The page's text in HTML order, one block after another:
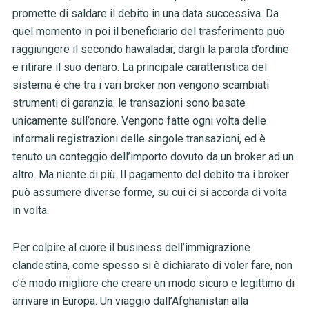
promette di saldare il debito in una data successiva. Da
quel momento in poi il beneficiario del trasferimento può
raggiungere il secondo hawaladar, dargli la parola d’ordine
e ritirare il suo denaro. La principale caratteristica del
sistema è che tra i vari broker non vengono scambiati
strumenti di garanzia: le transazioni sono basate
unicamente sull’onore. Vengono fatte ogni volta delle
informali registrazioni delle singole transazioni, ed è
tenuto un conteggio dell’importo dovuto da un broker ad un
altro. Ma niente di più. Il pagamento del debito tra i broker
può assumere diverse forme, su cui ci si accorda di volta
in volta.
Per colpire al cuore il business dell’immigrazione
clandestina, come spesso si è dichiarato di voler fare, non
c’è modo migliore che creare un modo sicuro e legittimo di
arrivare in Europa. Un viaggio dall’Afghanistan alla